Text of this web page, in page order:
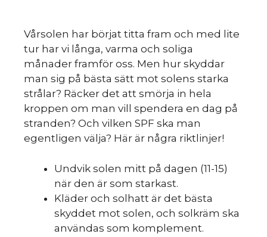
Vårsolen har börjat titta fram och med lite
tur har vi långa, varma och soliga
månader framför oss. Men hur skyddar
man sig på bästa sätt mot solens starka
strålar? Räcker det att smörja in hela
kroppen om man vill spendera en dag på
stranden? Och vilken SPF ska man
egentligen välja? Här är några riktlinjer!
Undvik solen mitt på dagen (11-15)
när den är som starkast.
Kläder och solhatt är det bästa
skyddet mot solen, och solkräm ska
användas som komplement.